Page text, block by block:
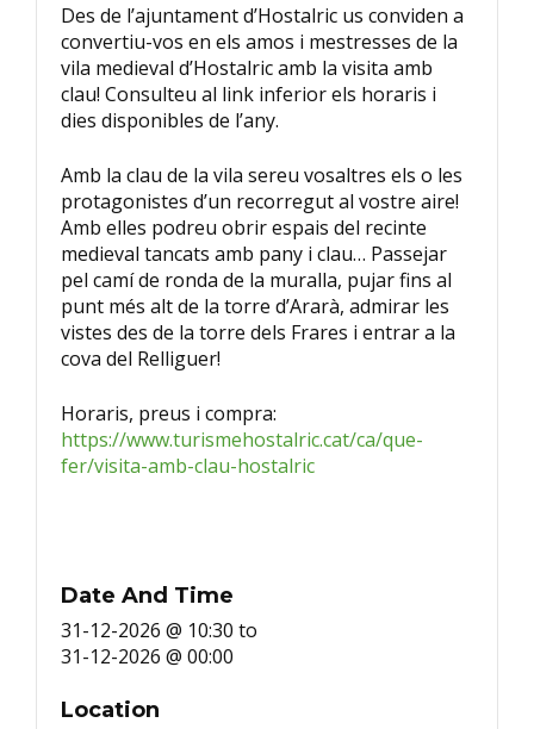
Des de l’ajuntament d’Hostalric us conviden a
convertiu-vos en els amos i mestresses de la
vila medieval d’Hostalric amb la visita amb
clau! Consulteu al link inferior els horaris i
dies disponibles de l’any.
Amb la clau de la vila sereu vosaltres els o les
protagonistes d’un recorregut al vostre aire!
Amb elles podreu obrir espais del recinte
medieval tancats amb pany i clau… Passejar
pel camí de ronda de la muralla, pujar fins al
punt més alt de la torre d’Ararà, admirar les
vistes des de la torre dels Frares i entrar a la
cova del Relliguer!
Horaris, preus i compra:
https://www.turismehostalric.cat/ca/que-
fer/visita-amb-clau-hostalric
Date And Time
31-12-2026 @ 10:30 to
31-12-2026 @ 00:00
Location